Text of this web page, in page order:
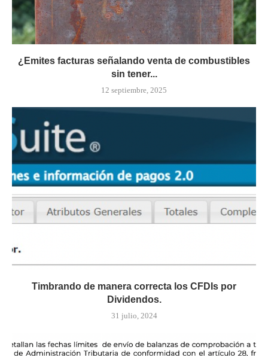
¿Emites facturas señalando venta de combustibles
sin tener...
12 septiembre, 2025
Timbrando de manera correcta los CFDIs por
Dividendos.
31 julio, 2024